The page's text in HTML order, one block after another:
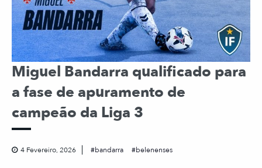
Miguel Bandarra qualificado para
a fase de apuramento de
campeão da Liga 3
4 Fevereiro, 2026 bandarra belenenses